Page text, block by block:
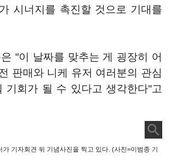
시너지를 촉진할 것으로 기대를
"이 날짜를 맞추는 게 굉장히 어
판매와 니케 유저 여러분의 관심
기회가 될 수 있다고 생각한다"고
가 기자회견 뒤 기념사진을 찍고 있다. (사진=이범종 기